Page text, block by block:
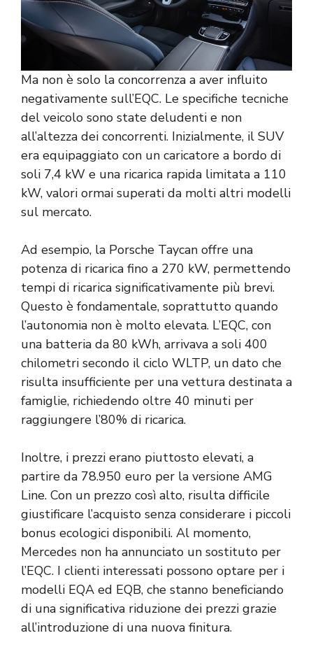
Ma non è solo la concorrenza a aver influito
negativamente sull’EQC. Le specifiche tecniche
del veicolo sono state deludenti e non
all’altezza dei concorrenti. Inizialmente, il SUV
era equipaggiato con un caricatore a bordo di
soli 7,4 kW e una ricarica rapida limitata a 110
kW, valori ormai superati da molti altri modelli
sul mercato.
Ad esempio, la Porsche Taycan offre una
potenza di ricarica fino a 270 kW, permettendo
tempi di ricarica significativamente più brevi.
Questo è fondamentale, soprattutto quando
l’autonomia non è molto elevata. L’EQC, con
una batteria da 80 kWh, arrivava a soli 400
chilometri secondo il ciclo WLTP, un dato che
risulta insufficiente per una vettura destinata a
famiglie, richiedendo oltre 40 minuti per
raggiungere l’80% di ricarica.
Inoltre, i prezzi erano piuttosto elevati, a
partire da 78.950 euro per la versione AMG
Line. Con un prezzo così alto, risulta difficile
giustificare l’acquisto senza considerare i piccoli
bonus ecologici disponibili. Al momento,
Mercedes non ha annunciato un sostituto per
l’EQC. I clienti interessati possono optare per i
modelli EQA ed EQB, che stanno beneficiando
di una significativa riduzione dei prezzi grazie
all’introduzione di una nuova finitura.